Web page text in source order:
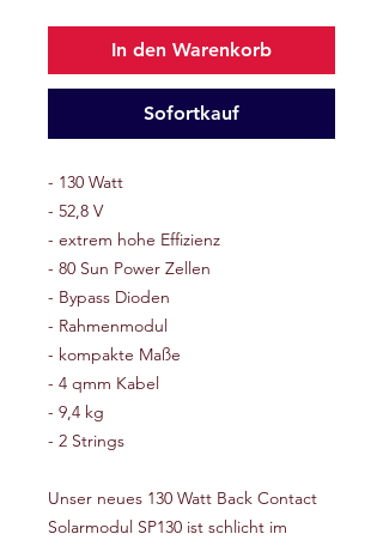
In den Warenkorb
Sofortkauf
- 130 Watt
- 52,8 V
- extrem hohe Effizienz
- 80 Sun Power Zellen
- Bypass Dioden
- Rahmenmodul
- kompakte Maße
- 4 qmm Kabel
- 9,4 kg
- 2 Strings
Unser neues 130 Watt Back Contact
Solarmodul SP130 ist schlicht im